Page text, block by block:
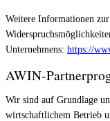
Weitere Informationen
Unternehmens: https://
AWIN-
Wir sind auf Grundlage
wirtschaftlichem Betrieb